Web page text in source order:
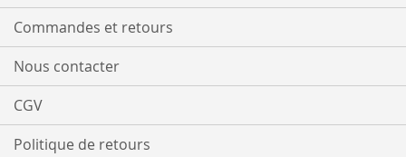
Commandes et retours
Nous contacter
CGV
Politique de retours